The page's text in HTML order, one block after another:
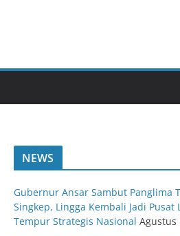
NEWS
Gubernur Ansar Sambut Panglima
Singkep, Lingga Kembali Jadi Pusat
Tempur Strategis Nasional Agustus